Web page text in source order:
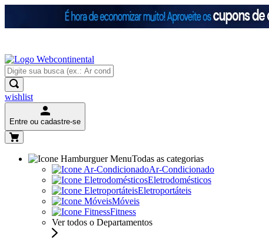
wishlist
Entre ou cadastre-se
Todas as categorias
Ar-Condicionado
Eletrodomésticos
Eletroportáteis
Móveis
Fitness
Ver todos o Departamentos